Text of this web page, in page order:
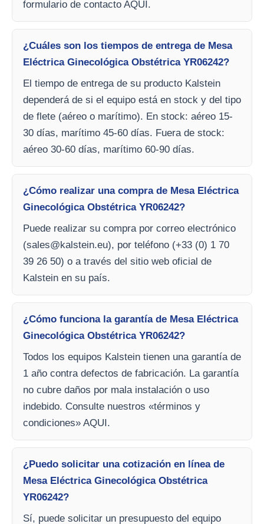
formulario de contacto AQUI.
¿Cuáles son los tiempos de entrega de Mesa
Eléctrica Ginecológica Obstétrica YR06242?
El tiempo de entrega de su producto Kalstein
dependerá de si el equipo está en stock y del tipo
de flete (aéreo o marítimo). En stock: aéreo 15-
30 días, marítimo 45-60 días. Fuera de stock:
aéreo 30-60 días, marítimo 60-90 días.
¿Cómo realizar una compra de Mesa Eléctrica
Ginecológica Obstétrica YR06242?
Puede realizar su compra por correo electrónico
(sales@kalstein.eu), por teléfono (+33 (0) 1 70
39 26 50) o a través del sitio web oficial de
Kalstein en su país.
¿Cómo funciona la garantía de Mesa Eléctrica
Ginecológica Obstétrica YR06242?
Todos los equipos Kalstein tienen una garantía de
1 año contra defectos de fabricación. La garantía
no cubre daños por mala instalación o uso
indebido. Consulte nuestros «términos y
condiciones» AQUI.
¿Puedo solicitar una cotización en línea de
Mesa Eléctrica Ginecológica Obstétrica
YR06242?
Sí, puede solicitar un presupuesto del equipo